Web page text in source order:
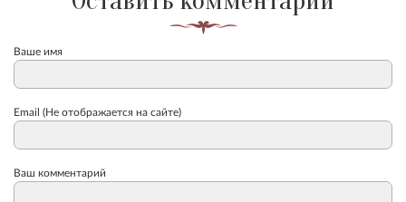
Ваше имя
Email (Не отображается на сайте)
Ваш комментарий